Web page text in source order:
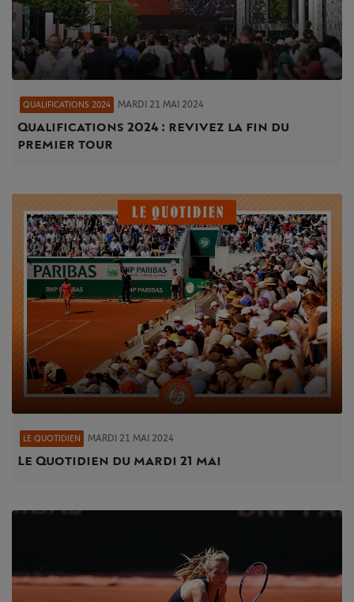
QUALIFICATIONS 2024 MARDI 21 MAI 2024
Qualifications 2024 : revivez la fin du
premier tour
LE QUOTIDIEN MARDI 21 MAI 2024
Le Quotidien du mardi 21 mai